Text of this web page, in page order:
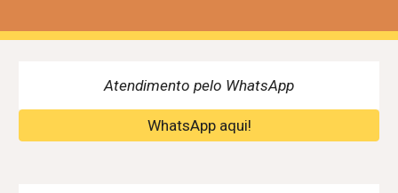
Atendimento pelo WhatsApp
WhatsApp aqui!